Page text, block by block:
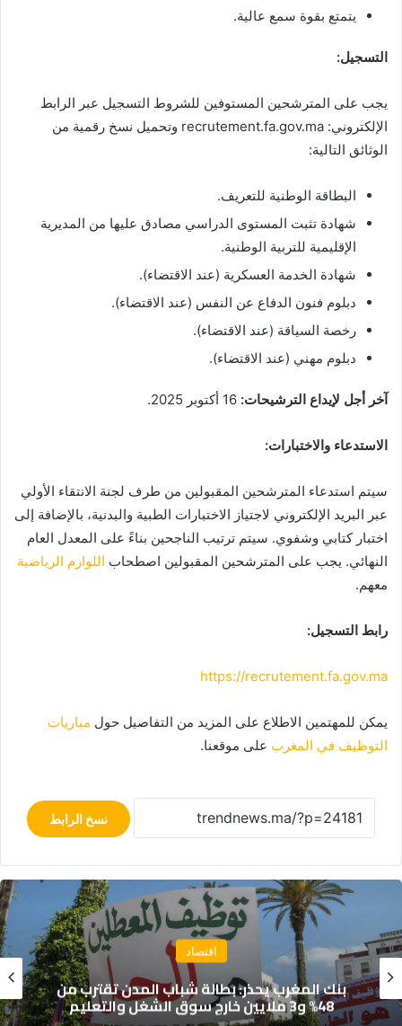
يتمتع بقوة سمع عالية.
التسجيل:
يجب على المترشحين المستوفين للشروط التسجيل عبر الرابط
الإلكتروني: recrutement.fa.gov.ma وتحميل نسخ رقمية من
الوثائق التالية:
البطاقة الوطنية للتعريف.
شهادة تثبت المستوى الدراسي مصادق عليها من المديرية
الإقليمية للتربية الوطنية.
شهادة الخدمة العسكرية (عند الاقتضاء).
دبلوم فنون الدفاع عن النفس (عند الاقتضاء).
رخصة السياقة (عند الاقتضاء).
دبلوم مهني (عند الاقتضاء).
آخر أجل لإيداع الترشيحات:
الاستدعاء والاختبارات:
سيتم استدعاء المترشحين المقبولين من طرف لجنة الانتقاء الأولي
عبر البريد الإلكتروني لاجتياز الاختبارات الطبية والبدنية، بالإضافة إلى
اختبار كتابي وشفوي. سيتم ترتيب الناجحين بناءً على المعدل العام
النهائي. يجب على المترشحين المقبولين اصطحاب اللوازم الرياضية
معهم.
رابط التسجيل:
https://recrutement.fa.gov.ma
يمكن للمهتمين الاطلاع على المزيد من التفاصيل حول مباريات
التوظيف في المغرب على موقعنا.
نسخ الرابط
اقتصاد
السكوري يؤكد: احترام حقوق العمال شرط
أساسي للحفاظ على الكفاءات المغربية